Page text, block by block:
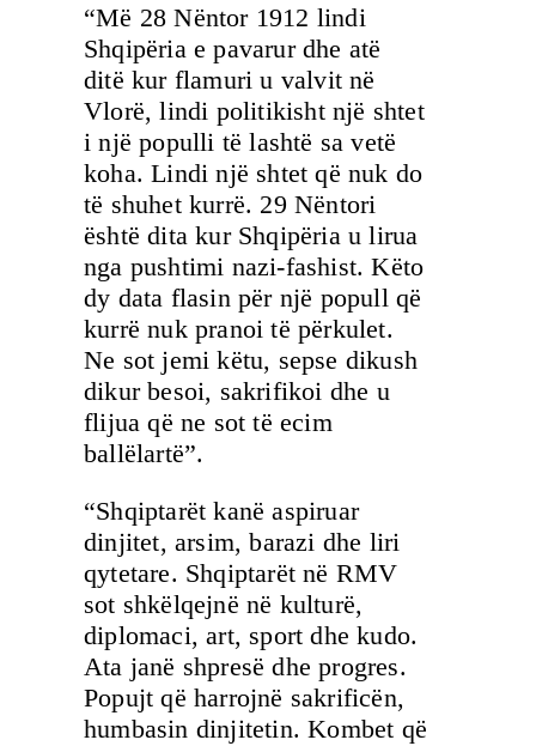
“Më 28 Nëntor 1912 lindi
Shqipëria e pavarur dhe atë
ditë kur flamuri u valvit në
Vlorë, lindi politikisht një shtet
i një populli të lashtë sa vetë
koha. Lindi një shtet që nuk do
të shuhet kurrë. 29 Nëntori
është dita kur Shqipëria u lirua
nga pushtimi nazi-fashist. Këto
dy data flasin për një popull që
kurrë nuk pranoi të përkulet.
Ne sot jemi këtu, sepse dikush
dikur besoi, sakrifikoi dhe u
flijua që ne sot të ecim
ballëlartë”.
“Shqiptarët kanë aspiruar
dinjitet, arsim, barazi dhe liri
qytetare. Shqiptarët në RMV
sot shkëlqejnë në kulturë,
diplomaci, art, sport dhe kudo.
Ata janë shpresë dhe progres.
Popujt që harrojnë sakrificën,
humbasin dinjitetin. Kombet që